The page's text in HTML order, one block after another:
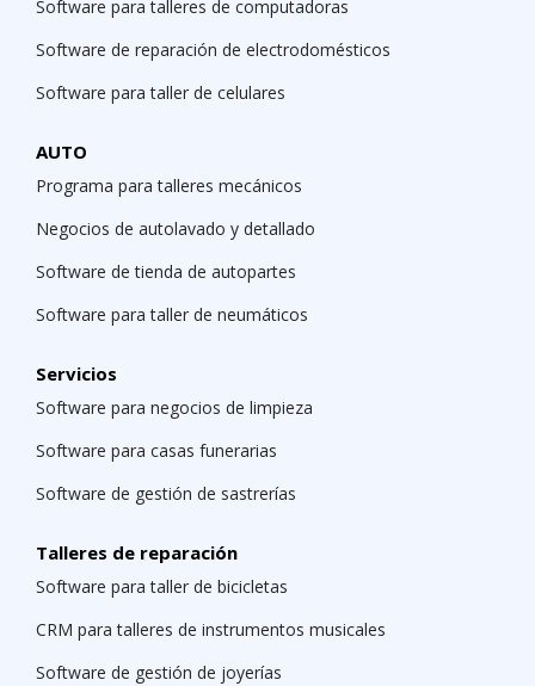
Software para talleres de computadoras
Software de reparación de electrodomésticos
Software para taller de celulares
AUTO
Programa para talleres mecánicos
Negocios de autolavado y detallado
Software de tienda de autopartes
Software para taller de neumáticos
Servicios
Software para negocios de limpieza
Software para casas funerarias
Software de gestión de sastrerías
Talleres de reparación
Software para taller de bicicletas
CRM para talleres de instrumentos musicales
Software de gestión de joyerías